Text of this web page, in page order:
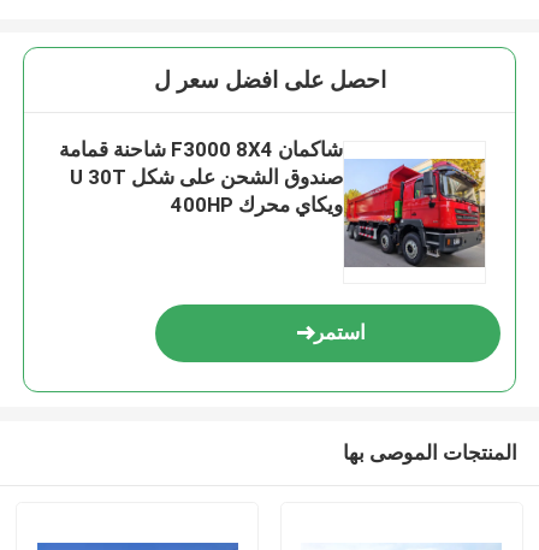
احصل على افضل سعر ل
شاكمان F3000 8X4 شاحنة قمامة
صندوق الشحن على شكل U 30T
ويكاي محرك 400HP
استمر
المنتجات الموصى بها